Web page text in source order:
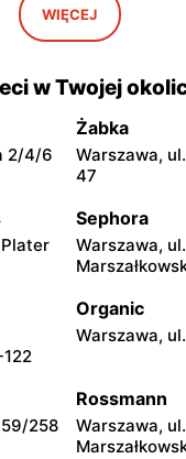
Czernikowo,
Reja 22
12
POLOmarket
Koło, ul.
POLOmarket
Kleszczów,
POLOmarket
Lubawa, ul.
POLOmarket
POLOmarket
Sieradz, ul.
WIĘCEJ
w Twojej
2/4/6
Żabka
Warszawa,
47
Sephora
Warszawa, ul.
Organic
Warszawa,
59/258
Rossmann
Warszawa, ul.